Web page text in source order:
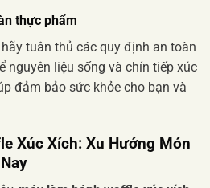
thực phẩm
tuân thủ các quy định an toàn
nguyên liệu sống và chín tiếp xúc
đảm bảo sức khỏe cho bạn và
Xúc Xích: Xu Hướng Món